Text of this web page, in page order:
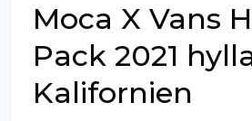
Moca X Vans
Pack 2021
Kalifornien